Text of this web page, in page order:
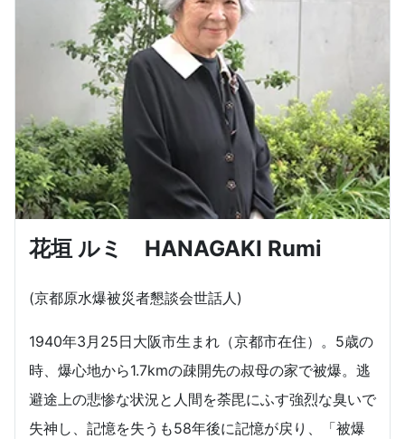
花垣 ルミ HANAGAKI Rumi
(京都原水爆被災者懇談会世話人)
1940年3月25日大阪市生まれ（京都市在住）。5歳の
時、爆心地から1.7kmの疎開先の叔母の家で被爆。逃
避途上の悲惨な状況と人間を荼毘にふす強烈な臭いで
失神し、記憶を失うも58年後に記憶が戻り、「被爆